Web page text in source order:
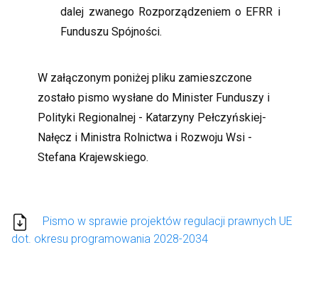
dalej zwanego Rozporządzeniem o EFRR i
Funduszu Spójności.
W załączonym poniżej pliku zamieszczone
zostało pismo wysłane do Minister Funduszy i
Polityki Regionalnej - Katarzyny Pełczyńskiej-
Nałęcz i Ministra Rolnictwa i Rozwoju Wsi -
Stefana Krajewskiego.
Pismo w sprawie projektów regulacji prawnych UE
dot. okresu programowania 2028-2034